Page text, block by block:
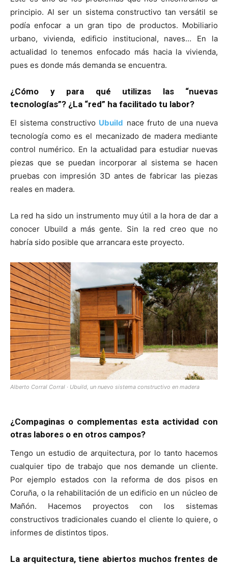
principio. Al ser un sistema constructivo tan versátil se
podía enfocar a un gran tipo de productos. Mobiliario
urbano, vivienda, edificio institucional, naves… En la
actualidad lo tenemos enfocado más hacia la vivienda,
pues es donde más demanda se encuentra.
¿Cómo y para qué utilizas las “nuevas
tecnologías”? ¿La “red” ha facilitado tu labor?
El sistema constructivo Ubuild nace fruto de una nueva
tecnología como es el mecanizado de madera mediante
control numérico. En la actualidad para estudiar nuevas
piezas que se puedan incorporar al sistema se hacen
pruebas con impresión 3D antes de fabricar las piezas
reales en madera.
La red ha sido un instrumento muy útil a la hora de dar a
conocer Ubuild a más gente. Sin la red creo que no
habría sido posible que arrancara este proyecto.
Alberto Corral Corral · Ubuild, un nuevo sistema constructivo en madera
¿Compaginas o complementas esta actividad con
otras labores o en otros campos?
Tengo un estudio de arquitectura, por lo tanto hacemos
cualquier tipo de trabajo que nos demande un cliente.
Por ejemplo estados con la reforma de dos pisos en
Coruña, o la rehabilitación de un edificio en un núcleo de
Mañón. Hacemos proyectos con los sistemas
constructivos tradicionales cuando el cliente lo quiere, o
informes de distintos tipos.
La arquitectura, tiene abiertos muchos frentes de